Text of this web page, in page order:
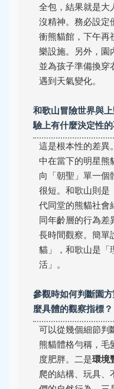
全包，結果就是大
沒精神。務必設定
衝熊貓館，下午再
樂設施。另外，園
並為孩子準備換穿
遇到天氣變化。
和歌山冒險世界與
驗上有什麼決定性的
這是根本性的差異
中在當下的明星熊
向「朝聖」單一個
很短。和歌山則是
代同堂的熊貓社會
同年齡層的行為差
長時間觀察。簡單
貓」，和歌山是「
活」。
參觀時如何判斷園
麼具體的觀察指標？
可以從幾個細節判
熊貓體格勻稱，毛
度肥胖。二是環境
爬的結構、玩具、